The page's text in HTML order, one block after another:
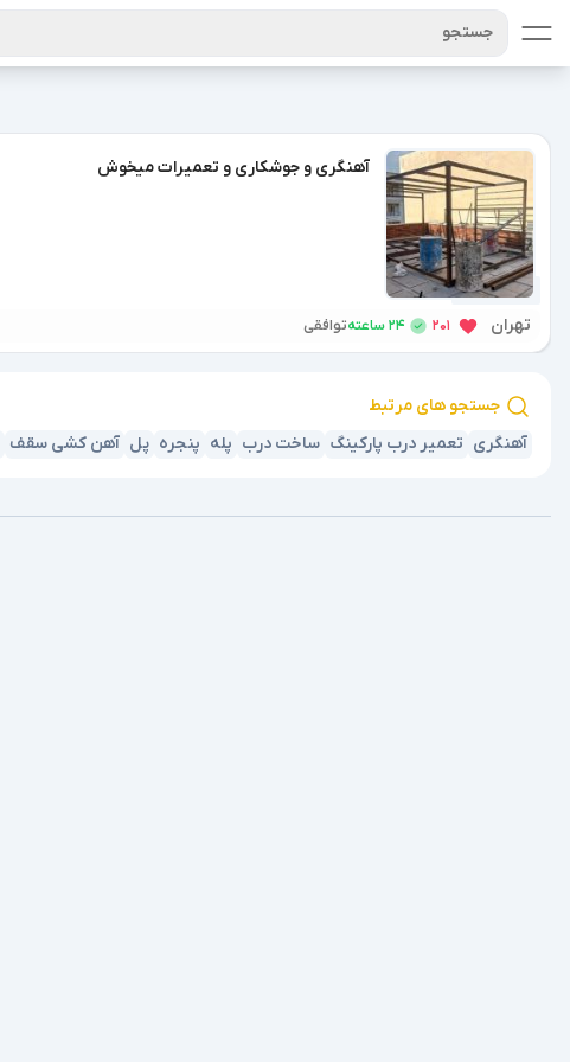
جستجو
9 ماه پیش
آهنگری و جوشکاری و تعمیرات میخوش
تهران 201 توافقی
جستجو های مرتبط
آهنگری تعمیر درب پارکینگ ساخت درب پله پنجره پل آهن کشی سقف